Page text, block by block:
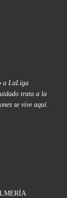
a LaLiga
trata a la
se vive aquí.